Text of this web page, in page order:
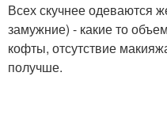
Всех скучнее одеваются
замужние) - какие то
кофты, отсутствие
получше.